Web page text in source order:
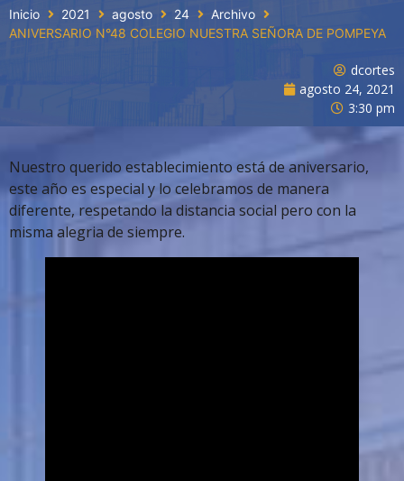
Inicio 2021 agosto 24
Archivo
ANIVERSARIO N°48 COLEGIO NUESTRA SEÑORA DE POMPEYA
dcortes
agosto 24, 2021
3:30 pm
Nuestro querido establecimiento está de aniversario,
este año es especial y lo celebramos de manera
diferente, respetando la distancia social pero con la
misma alegria de siempre.